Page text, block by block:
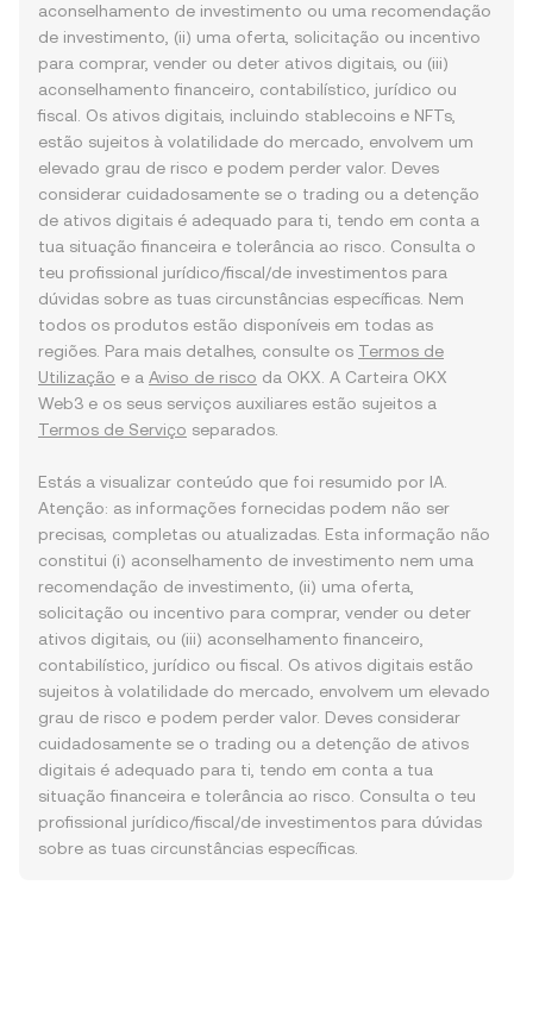
aconselhamento de investimento ou uma recomendação
de investimento, (ii) uma oferta, solicitação ou incentivo
para comprar, vender ou deter ativos digitais, ou (iii)
aconselhamento financeiro, contabilístico, jurídico ou
fiscal. Os ativos digitais, incluindo stablecoins e NFTs,
estão sujeitos à volatilidade do mercado, envolvem um
elevado grau de risco e podem perder valor. Deves
considerar cuidadosamente se o trading ou a detenção
de ativos digitais é adequado para ti, tendo em conta a
tua situação financeira e tolerância ao risco. Consulta o
teu profissional jurídico/fiscal/de investimentos para
dúvidas sobre as tuas circunstâncias específicas. Nem
todos os produtos estão disponíveis em todas as
regiões. Para mais detalhes, consulte os Termos de
Utilização e a Aviso de risco da OKX. A Carteira OKX
Web3 e os seus serviços auxiliares estão sujeitos a
Termos de Serviço separados.
Estás a visualizar conteúdo que foi resumido por IA.
Atenção: as informações fornecidas podem não ser
precisas, completas ou atualizadas. Esta informação não
constitui (i) aconselhamento de investimento nem uma
recomendação de investimento, (ii) uma oferta,
solicitação ou incentivo para comprar, vender ou deter
ativos digitais, ou (iii) aconselhamento financeiro,
contabilístico, jurídico ou fiscal. Os ativos digitais estão
sujeitos à volatilidade do mercado, envolvem um elevado
grau de risco e podem perder valor. Deves considerar
cuidadosamente se o trading ou a detenção de ativos
digitais é adequado para ti, tendo em conta a tua
situação financeira e tolerância ao risco. Consulta o teu
profissional jurídico/fiscal/de investimentos para dúvidas
sobre as tuas circunstâncias específicas.